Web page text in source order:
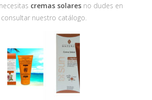
cremas solares no dudes en
consultar nuestro catálogo.